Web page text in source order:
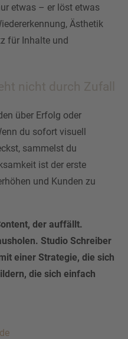
etwas – er löst etwas
Ästhetik
für Inhalte und
nicht durch Zufall
über Erfolg oder
du sofort visuell
sammelst du
ist der erste
und Kunden zu
der auffällt.
Studio Schreiber
einer Strategie, die sich
die sich einfach